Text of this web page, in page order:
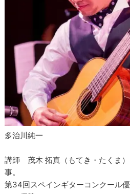
多治川純一
講師 茂木 拓真（もてき・たくま
事。
第34回スペインギターコンクール